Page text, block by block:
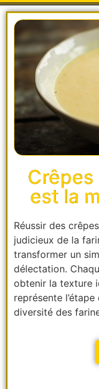
est la
Réussir des
judicieux de la
transformer un
délectation.
obtenir la texture
représente
diversité des